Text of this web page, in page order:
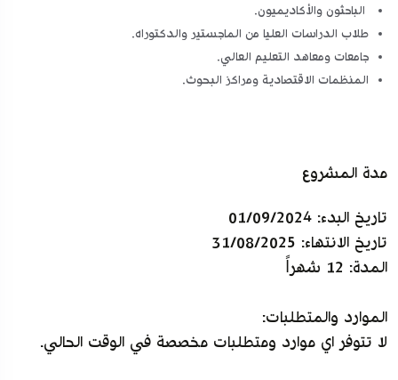
الباحثون والأكاديميون.
طلاب الدراسات العليا من الماجستير والدكتوراه.
جامعات ومعاهد التعليم العالي.
المنظمات الاقتصادية ومراكز البحوث.
مدة المشروع
تاريخ البدء: 01/09/2024
تاريخ الانتهاء: 31/08/2025
المدة: 12 شهراً
الموارد والمتطلبات:
لا تتوفر اي موارد ومتطلبات مخصصة في الوقت الحالي.